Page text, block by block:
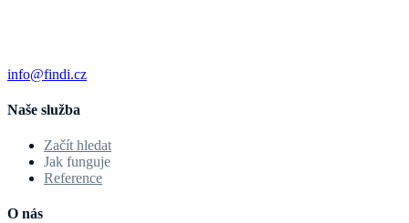
info@findi.cz
Naše služba
Začít hledat
Jak funguje
Reference
O nás